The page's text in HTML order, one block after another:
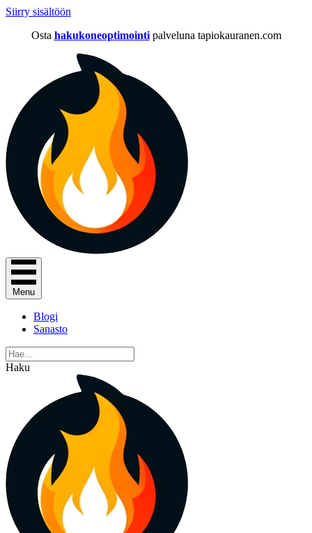
Siirry sisältöön
Osta hakukoneoptimointi palveluna tapiokauranen.com
Menu
Blogi
Sanasto
Haku